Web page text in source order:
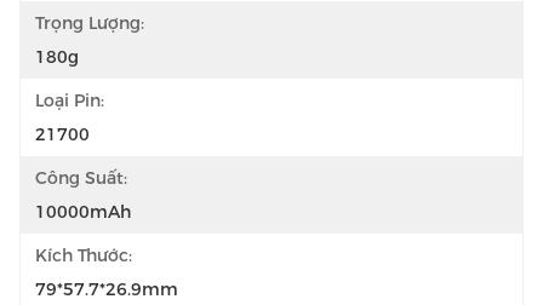
Trọng Lượng:
180g
Loại Pin:
21700
Công Suất:
10000mAh
Kích Thước:
79*57.7*26.9mm